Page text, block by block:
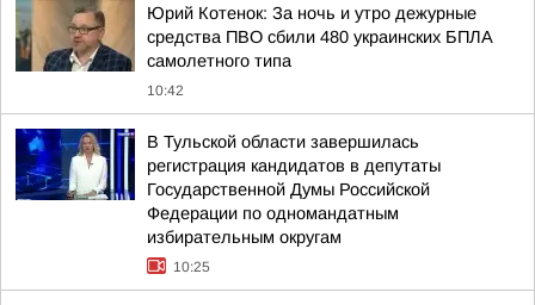
Юрий Котенок: За ночь и утро дежурные
средства ПВО сбили 480 украинских БПЛА
самолетного типа
10:42
В Тульской области завершилась
регистрация кандидатов в депутаты
Государственной Думы Российской
Федерации по одномандатным
избирательным округам
10:25